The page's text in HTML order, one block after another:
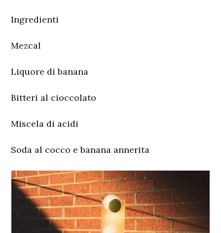
Ingredienti
Mezcal
Liquore di banana
Bitteri al cioccolato
Miscela di acidi
Soda al cocco e banana annerita